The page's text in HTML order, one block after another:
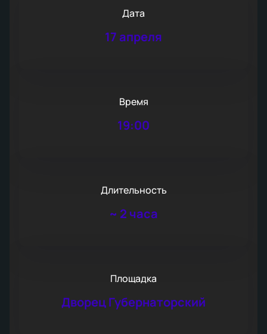
Дата
17 апреля
Время
19:00
Длительность
~ 2 часа
Площадка
Дворец Губернаторский